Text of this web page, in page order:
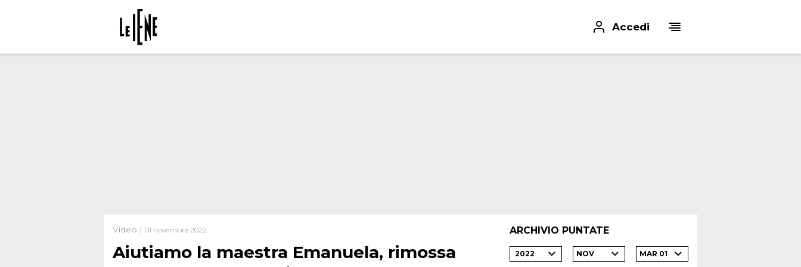
Accedi
Video | 01 novembre 2022
Aiutiamo la maestra Emanuela, rimossa
ARCHIVIO PUNTATE
2022 NOV MAR 01